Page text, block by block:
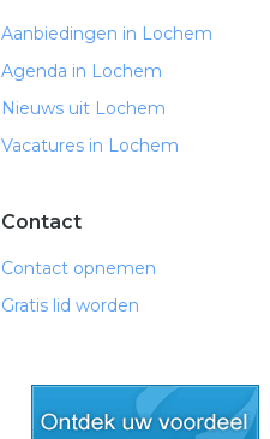
Aanbiedingen in Lochem
Agenda in Lochem
Nieuws uit Lochem
Vacatures in Lochem
Contact
Contact opnemen
Gratis lid worden